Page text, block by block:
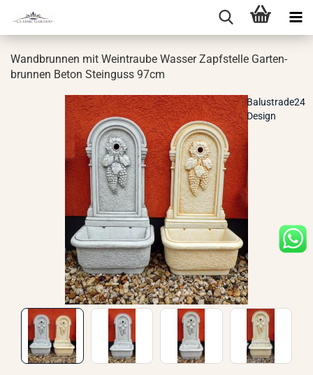
Wand­brun­nen mit Wein­trau­be Was­ser Zapf­stel­le Gar­ten­
brun­nen Beton Stein­guss 97cm
Balustrade24
Design